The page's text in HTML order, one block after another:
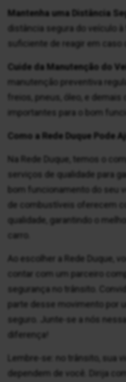
Mantenha uma Distância
distância segura do veículo
suficiente de reagir em caso
Cuide da Manutenção do
manutenção preventiva
freios, pneus, óleo, e demais
importantes para o bom
Como a Rede Duque Pode
Na Rede Duque, temos o
serviços de qualidade para
bom funcionamento do seu
de combustíveis oferecem
qualidade, garantindo o
carro.
Ao escolher a Rede Duque,
contar com um parceiro
segurança no trânsito.
parte desse movimento por
seguro. Junte-se a nós
diferença!
Lembre-se: no trânsito, sua
dependem de você. Dirija